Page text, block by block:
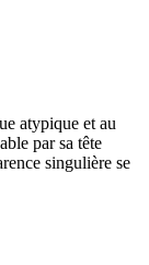
atypique et au
par sa tête
singulière se